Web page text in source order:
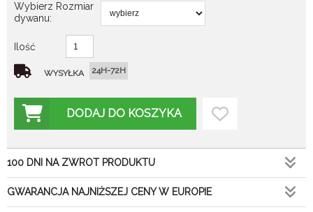
Wybierz Rozmiar
dywanu:
Ilość
WYSYŁKA 24H-72H
DODAJ DO KOSZYKA
100 DNI NA ZWROT PRODUKTU
GWARANCJA NAJNIŻSZEJ CENY W EUROPIE